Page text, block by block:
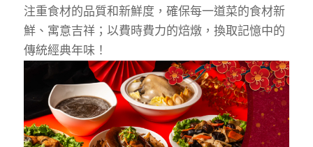
注重食材的品質和新鮮度，確保每一道菜的食材新
鮮、寓意吉祥；以費時費力的焙燉，換取記憶中的
傳統經典年味！